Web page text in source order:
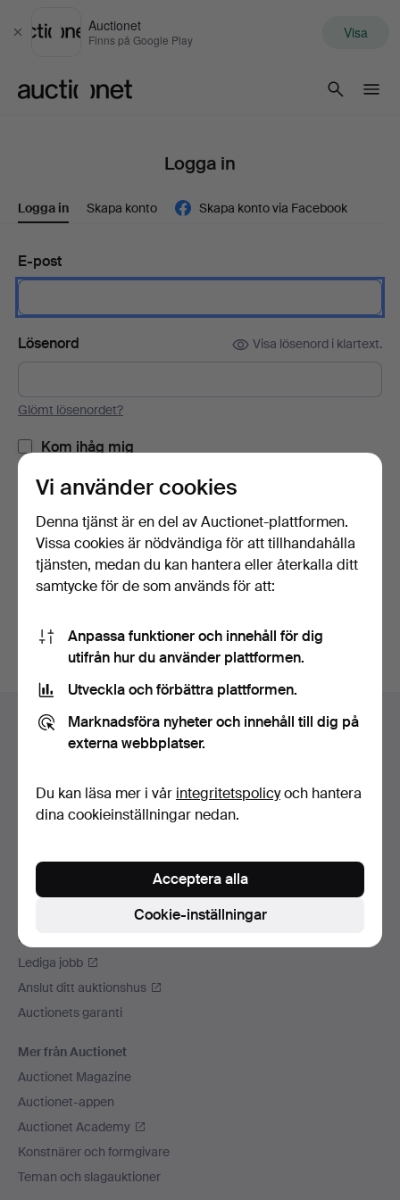
Stäng
Auctionet
Finns på Google Play Visa
Logga in
Logga in Skapa konto Skapa konto via Facebook
E-post
Lösenord Visa lösenord i klartext.
Glömt lösenordet?
Kom ihåg mig
Logga in
eller logga in via Facebook här
Sidfotsnavigation
Hjälp och kontakt
Kontakta support
Betalningsalternativ
Vi skickar med
Auctionet
Press
Lediga jobb
Anslut ditt auktionshus
Auctionets garanti
Mer från Auctionet
Auctionet Magazine
Auctionet-appen
Auctionet Academy
Konstnärer och formgivare
Teman och slagauktioner
Vi använder cookies
Denna tjänst är en del av Auctionet-plattformen.
Vissa cookies är nödvändiga för att tillhandahålla
tjänsten, medan du kan hantera eller återkalla ditt
samtycke för de som används för att:
Anpassa funktioner och innehåll för dig
utifrån hur du använder plattformen.
Utveckla och förbättra plattformen.
Marknadsföra nyheter och innehåll till dig på
externa webbplatser.
Du kan läsa mer i vår integritetspolicyoch hantera
dina cookieinställningar nedan.
Cookie-inställningar
Acceptera alla